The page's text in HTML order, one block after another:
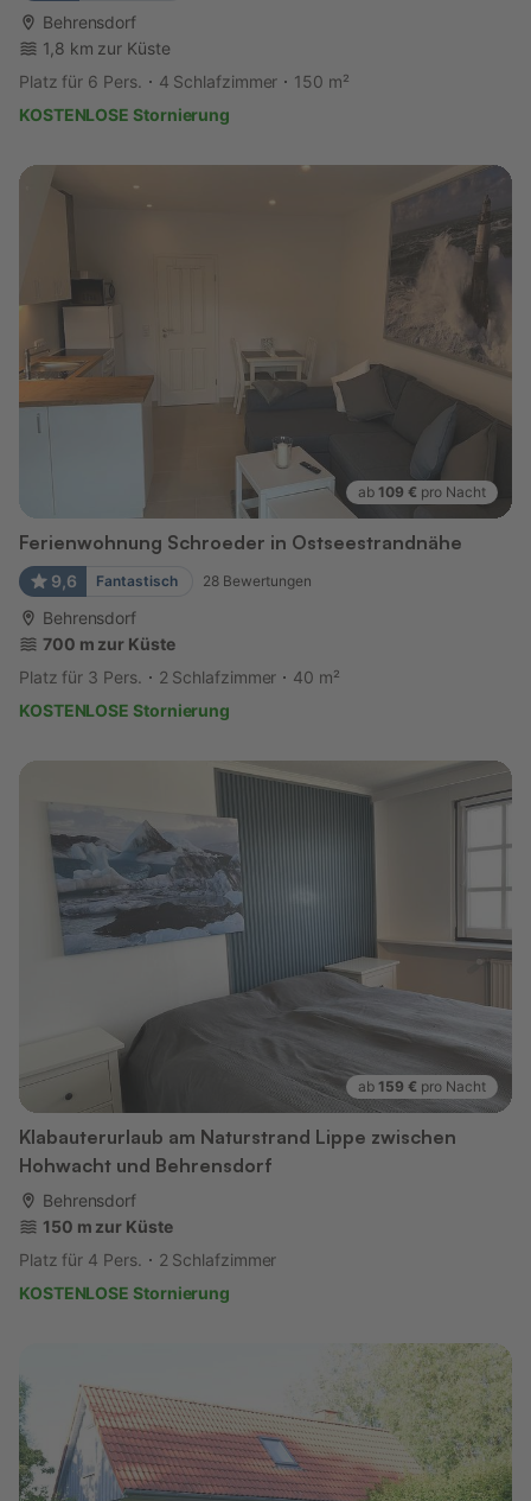
Behrensdorf
1,8 km zur Küste
Platz für 6 Pers.
4 Schlafzimmer
150 m²
KOSTENLOSE Stornierung
ab 109 € pro Nacht
Ferienwohnung Schroeder in Ostseestrandnähe
9,6 Fantastisch 28 Bewertungen
Behrensdorf
700 m zur Küste
Platz für 3 Pers.
2 Schlafzimmer
40 m²
KOSTENLOSE Stornierung
ab 159 € pro Nacht
Klabauterurlaub am Naturstrand Lippe zwischen
Hohwacht und Behrensdorf
Behrensdorf
150 m zur Küste
Platz für 4 Pers.
2 Schlafzimmer
KOSTENLOSE Stornierung